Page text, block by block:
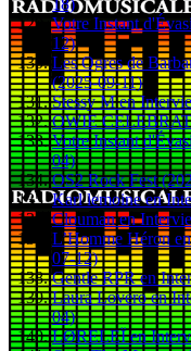
Votre Instant
12)
Les Ogres de
(2025-09-11)
Stessy M en
OWIE
Votre Instant
04)
OS2 Rock Fest
Karl lemoine en
Clouman en
L’Homme Héron
07-12)
Gentle RPR en
Laura Lovero en
04)
LØRELEÏ en